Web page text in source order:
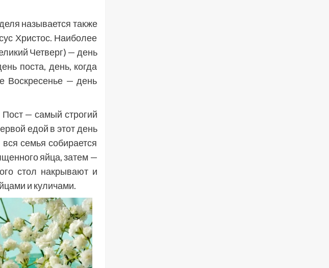
называется также
Христос. Наиболее
Четверг) — день
поста, день, когда
Воскресенье — день
— самый строгий
едой в этот день
семья собирается
яйца, затем —
стол накрывают и
и куличами.